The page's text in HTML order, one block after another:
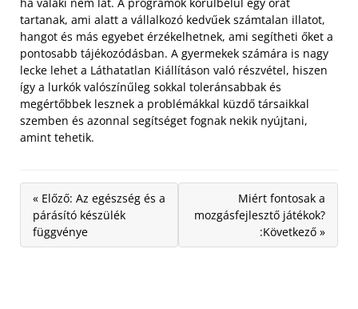
tartanak, ami alatt a vállalkozó kedvűek számtalan illatot,
hangot és más egyebet érzékelhetnek, ami segítheti őket a
pontosabb tájékozódásban. A gyermekek számára is nagy
lecke lehet a Láthatatlan Kiállításon való részvétel, hiszen
így a lurkók valószínűleg sokkal toleránsabbak és
megértőbbek lesznek a problémákkal küzdő társaikkal
szemben és azonnal segítséget fognak nekik nyújtani,
amint tehetik.
« Előző: Az egészség és a
párásító készülék
függvénye
Miért fontosak a
mozgásfejlesztő játékok?
:Következő »